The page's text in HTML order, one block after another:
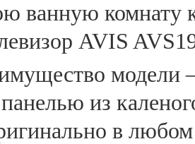
ванную комнату
AVIS
модели
из
в